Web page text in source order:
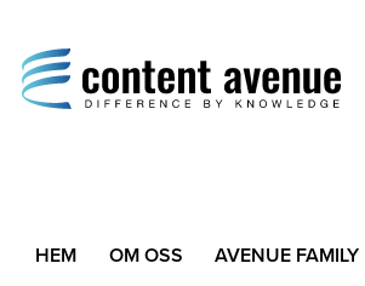
Difference by Knowledge
HEM OM OSS AVENUE FAMILY